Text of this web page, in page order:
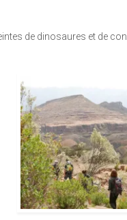
de dinosaures et de